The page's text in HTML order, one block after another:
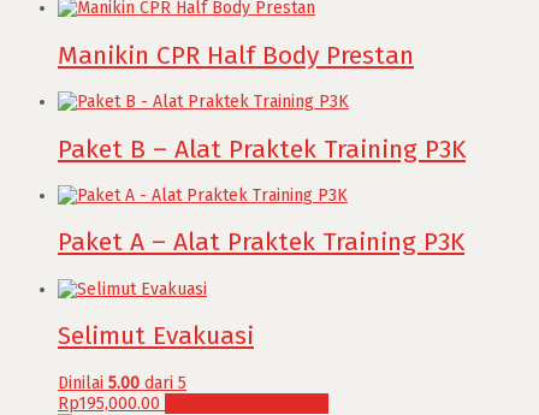
Manikin CPR Half Body Prestan
Paket B – Alat Praktek Training P3K
Paket A – Alat Praktek Training P3K
Selimut Evakuasi
Dinilai 5.00 dari 5
Rp195,000.00